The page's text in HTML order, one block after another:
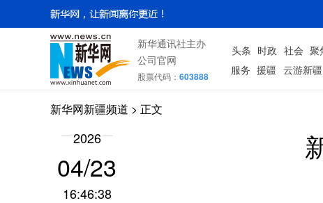
新华通讯社主办
公司官网
股票代码： 603888
头条 时政 社会 聚
服务 援疆 云游新疆
新华网新疆频道 > 正文
2026
04/23
16:46:38